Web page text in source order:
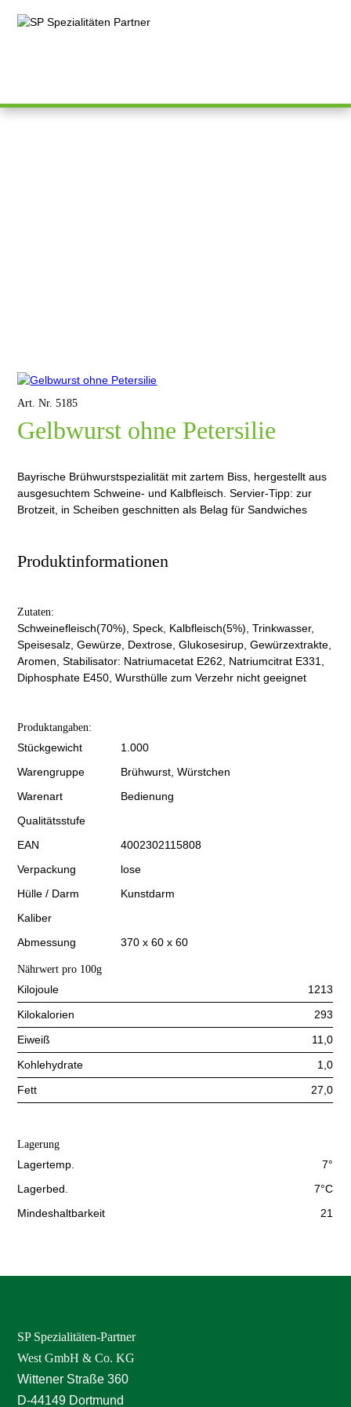
Art. Nr. 5185
Gelbwurst ohne Petersilie
Bayrische Brühwurstspezialität mit zartem Biss, hergestellt aus
ausgesuchtem Schweine- und Kalbfleisch. Servier-Tipp: zur
Brotzeit, in Scheiben geschnitten als Belag für Sandwiches
Produktinformationen
Zutaten:
Schweinefleisch(70%), Speck, Kalbfleisch(5%), Trinkwasser,
Speisesalz, Gewürze, Dextrose, Glukosesirup, Gewürzextrakte,
Aromen, Stabilisator: Natriumacetat E262, Natriumcitrat E331,
Diphosphate E450, Wursthülle zum Verzehr nicht geeignet
Produktangaben:
Stückgewicht
1.000
Warengruppe
Brühwurst, Würstchen
Warenart
Bedienung
Qualitätsstufe
EAN
4002302115808
Verpackung
lose
Hülle / Darm
Kunstdarm
Kaliber
Abmessung
370 x 60 x 60
Nährwert pro 100g
Kilojoule
1213
Kilokalorien
293
Eiweiß
11,0
Kohlehydrate
1,0
Fett
27,0
Lagerung
Lagertemp.
7°
Lagerbed.
7°C
Mindeshaltbarkeit
21
SP Spezialitäten-Partner
West GmbH & Co. KG
Wittener Straße 360
D-44149 Dortmund